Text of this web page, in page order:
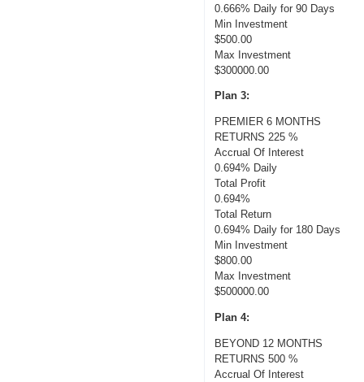
0.666% Daily for 90 Days
Min Investment
$500.00
Max Investment
$300000.00
Plan 3:
PREMIER 6 MONTHS
RETURNS 225 %
Accrual Of Interest
0.694% Daily
Total Profit
0.694%
Total Return
0.694% Daily for 180 Days
Min Investment
$800.00
Max Investment
$500000.00
Plan 4:
BEYOND 12 MONTHS
RETURNS 500 %
Accrual Of Interest